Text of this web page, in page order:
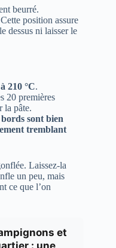
beurré.
position assure
dessus ni laisser le
210 °C.
20 premières
la pâte.
bords sont bien
tremblant
Laissez-la
un peu, mais
ce que l’on
et